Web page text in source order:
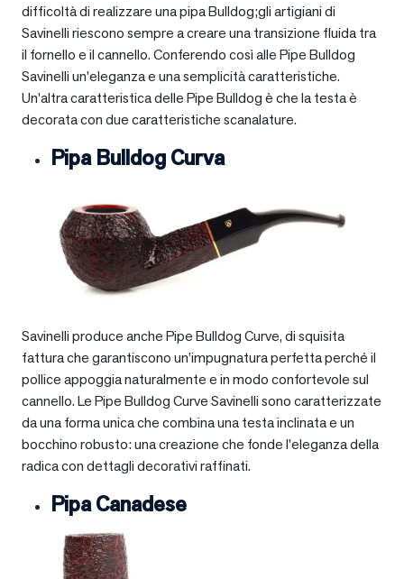
difficoltà di realizzare una pipa Bulldog;gli artigiani di
Savinelli riescono sempre a creare una transizione fluida tra
il fornello e il cannello. Conferendo così alle Pipe Bulldog
Savinelli un’eleganza e una semplicità caratteristiche.
Un’altra caratteristica delle Pipe Bulldog è che la testa è
decorata con due caratteristiche scanalature.
Pipa Bulldog Curva
Savinelli produce anche Pipe Bulldog Curve, di squisita
fattura che garantiscono un’impugnatura perfetta perché il
pollice appoggia naturalmente e in modo confortevole sul
cannello. Le Pipe Bulldog Curve Savinelli sono caratterizzate
da una forma unica che combina una testa inclinata e un
bocchino robusto: una creazione che fonde l’eleganza della
radica con dettagli decorativi raffinati.
Pipa Canadese